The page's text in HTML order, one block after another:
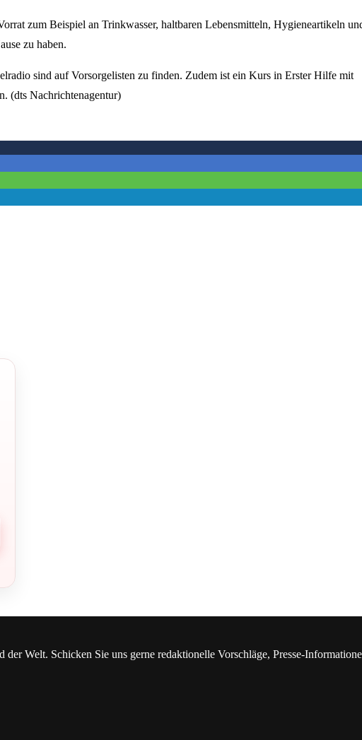
zum Beispiel an Trinkwasser, haltbaren Lebensmitteln, Hygieneartikeln
zu haben.
sind auf Vorsorgelisten zu finden. Zudem ist ein Kurs in Erster Hilfe mit
(dts Nachrichtenagentur)
Welt. Schicken Sie uns gerne redaktionelle Vorschläge, Presse-